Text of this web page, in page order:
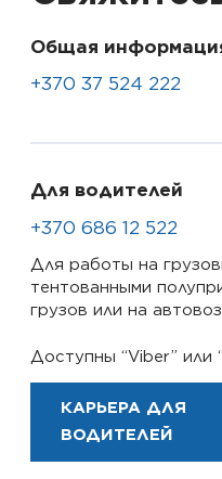
Общая
+370 37 524 222
Для водителей
+370 686 12 522
Для работы на
тентованными
грузов или на
Доступны “Viber” или
КАРЬЕРА ДЛЯ
ВОДИТЕЛЕЙ